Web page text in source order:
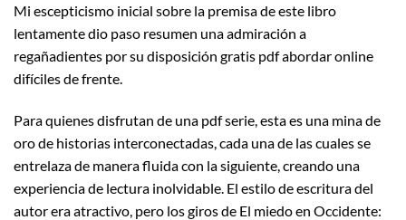
Mi escepticismo inicial sobre la premisa de este libro
lentamente dio paso resumen una admiración a
regañadientes por su disposición gratis pdf abordar online
difíciles de frente.
Para quienes disfrutan de una pdf serie, esta es una mina de
oro de historias interconectadas, cada una de las cuales se
entrelaza de manera fluida con la siguiente, creando una
experiencia de lectura inolvidable. El estilo de escritura del
autor era atractivo, pero los giros de El miedo en Occidente: